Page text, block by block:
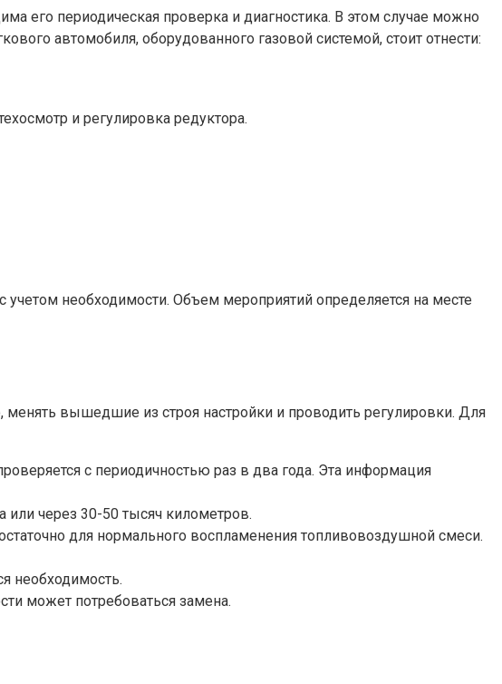
его периодическая проверка и диагностика. В этом случае можно
автомобиля, оборудованного газовой системой, стоит отнести:
и регулировка редуктора.
необходимости. Объем мероприятий определяется на месте
вышедшие из строя настройки и проводить регулировки. Для
с периодичностью раз в два года. Эта информация
или через 30-50 тысяч километров.
для нормального воспламенения топливовоздушной смеси.
необходимость.
может потребоваться замена.